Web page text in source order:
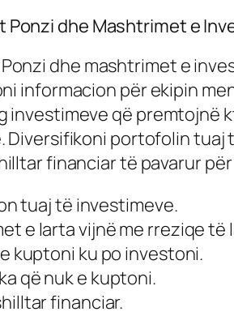
Ponzi dhe Mashtrimet e
dhe mashtrimet e
informacion për ekipin
investimeve që premtojnë
portofolin tuaj
financiar të pavarur
tuaj të investimeve.
e larta vijnë me rreziqe të
kuptoni ku po investoni.
që nuk e kuptoni.
financiar.